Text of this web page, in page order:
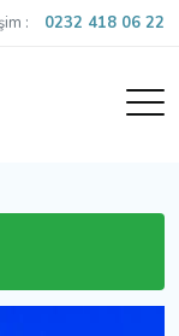
: 0232 418 06 22